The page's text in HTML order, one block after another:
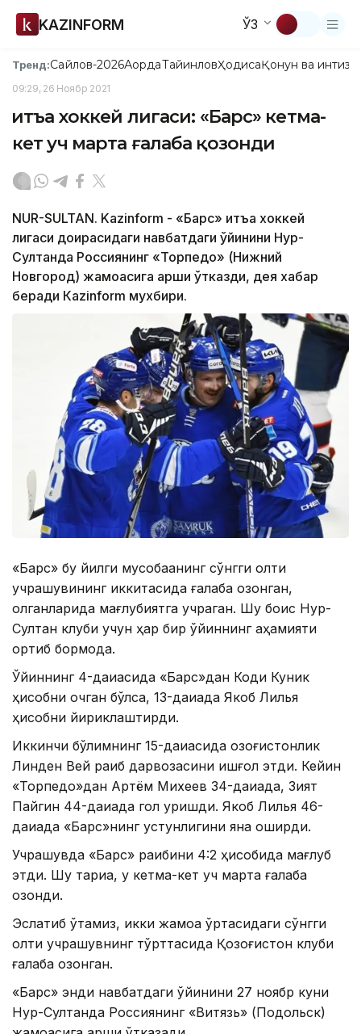
KAZINFORM ЎЗ
Тренд:Сайлов-2026АқордаТайинловҲодисаҚонун ва
09:29, 26 Ноябр 2021
Қитъа хоккей лигаси: «Барс» кетма-
кет уч марта ғалаба қозонди
NUR-SULTAN. Kazinform - «Барс» қитъа хоккей
лигаси доирасидаги навбатдаги ўйинини Нур-
Султанда Россиянинг «Торпедо» (Нижний
Новгород) жамоасига қарши ўтказди, дея хабар
беради Кazinform мухбири.
«Барс» бу йилги мусобақанинг сўнгги олти
учрашувининг иккитасида ғалаба қозонган,
қолганларида мағлубиятга учраган. Шу боис Нур-
Султан клуби учун ҳар бир ўйиннинг аҳамияти
ортиб бормоқда.
Ўйиннинг 4-дақиқасида «Барс»дан Коди Куник
ҳисобни очган бўлса, 13-дақиқада Якоб Лилья
ҳисобни йириклаштирди.
Иккинчи бўлимнинг 15-дақиқасида қозоғистонлик
Линден Вей рақиб дарвозасини ишғол этди. Кейин
«Торпедо»дан Aртём Михеев 34-дақиқада, Зият
Пайгин 44-дақиқада гол уришди. Якоб Лилья 46-
дақиқада «Барс»нинг устунлигини яна оширди.
Учрашувда «Барс» рақибини 4:2 ҳисобида мағлуб
этди. Шу тариқа, у кетма-кет уч марта ғалаба
қозонди.
Эслатиб ўтамиз, икки жамоа ўртасидаги сўнгги
олти учрашувнинг тўрттасида Қозоғистон клуби
ғалаба қозонган.
«Барс» энди навбатдаги ўйинини 27 ноябр куни
Нур-Султанда Россиянинг «Витязь» (Подольск)